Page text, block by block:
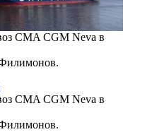
CMA CGM Neva в
CMA CGM Neva в